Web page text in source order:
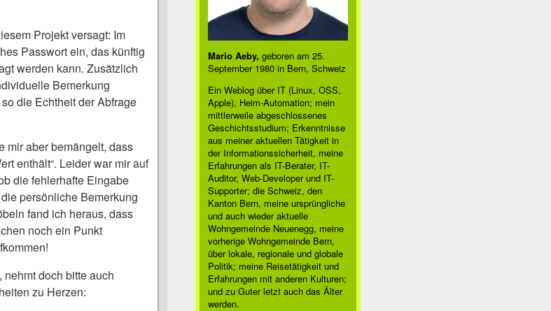
Projekt versagt: Im
Passwort ein, das künftig
werden kann. Zusätzlich
Bemerkung
die Echtheit der Abfrage
mir aber bemängelt, dass
enthält“. Leider war mir auf
die fehlerhafte Eingabe
persönliche Bemerkung
fand ich heraus, dass
noch ein Punkt
doch bitte auch
zu Herzen:
Mario Aeby, geboren am 25.
September 1980 in Bern, Schweiz
Ein Weblog über IT (Linux, OSS,
Apple), Heim-Automation; mein
mittlerweile abgeschlossenes
Geschichtsstudium; Erkenntnisse
aus meiner aktuellen Tätigkeit in
der Informationssicherheit, meine
Erfahrungen als IT-Berater, IT-
Auditor, Web-Developer und IT-
Supporter; die Schweiz, den
Kanton Bern, meine ursprüngliche
und auch wieder aktuelle
Wohngemeinde Neuenegg, meine
vorherige Wohngemeinde Bern,
über lokale, regionale und globale
Politik; meine Reisetätigkeit und
Erfahrungen mit anderen Kulturen;
und zu Guter letzt auch das Älter
werden.